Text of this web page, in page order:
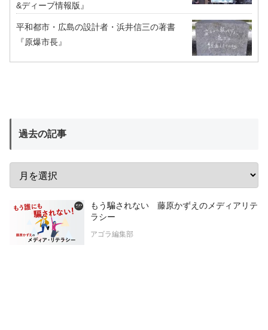
&ディープ情報版』
平和都市・広島の設計者・浜井信三の著書
『原爆市長』
過去の記事
もう騙されない 藤原かずえのメディアリテ
ラシー
アゴラ編集部